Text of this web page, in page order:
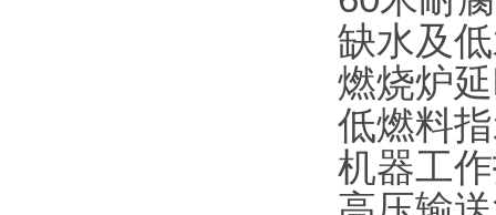
缺水及
燃烧炉
低燃料
机器工